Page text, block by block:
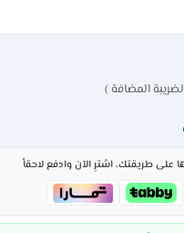
المضافة )
على طريقتك، اشترِ الآن وادفع لاحقاً